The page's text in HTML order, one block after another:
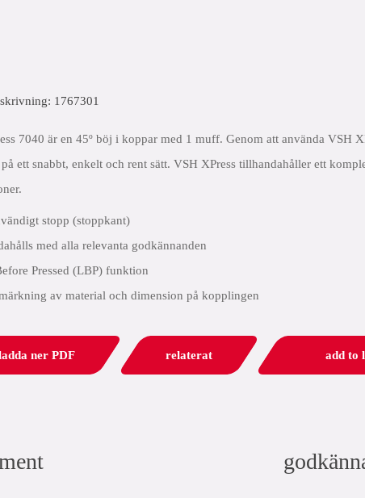
1767301
7040 är en 45º böj i koppar med 1 muff. Genom att använda VSH
ett snabbt, enkelt och rent sätt. VSH XPress tillhandahåller ett
stopp (stoppkant)
med alla relevanta godkännanden
Pressed (LBP) funktion
av material och dimension på kopplingen
ner PDF relaterat add to